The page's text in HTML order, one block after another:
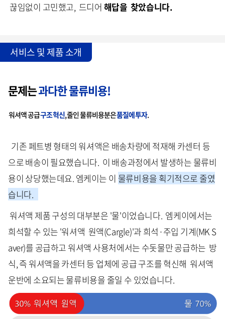
끊임없이 고민했고, 드디어 해답을 찾았습니다.
서비스 및 제품 소개
문제는과다한 물류비용!
워셔액 공급구조혁신, 줄인 물류비용분은품질에투자.
기존 페트병 형태의 워셔액은 배송차량에 적재해 카센터 등
으로 배송이 필요했습니다. 이 배송과정에서 발생하는 물류비
용이 상당했는데요. 엠케이는 이 물류비용을 획기적으로 줄였
습니다.
워셔액 제품 구성의 대부분은 '물'이었습니다. 엠케이에서는
희석할 수 있는 '워셔액 원액(Cargle)'과 희석·주입 기계(MK S
aver)를 공급하고 워셔액 사용처에서는 수돗물만 공급하는 방
식, 즉 워셔액을 카센터 등 업체에 공급 구조를 혁신해 워셔액
운반에 소요되는 물류비용을 줄일 수 있었습니다.